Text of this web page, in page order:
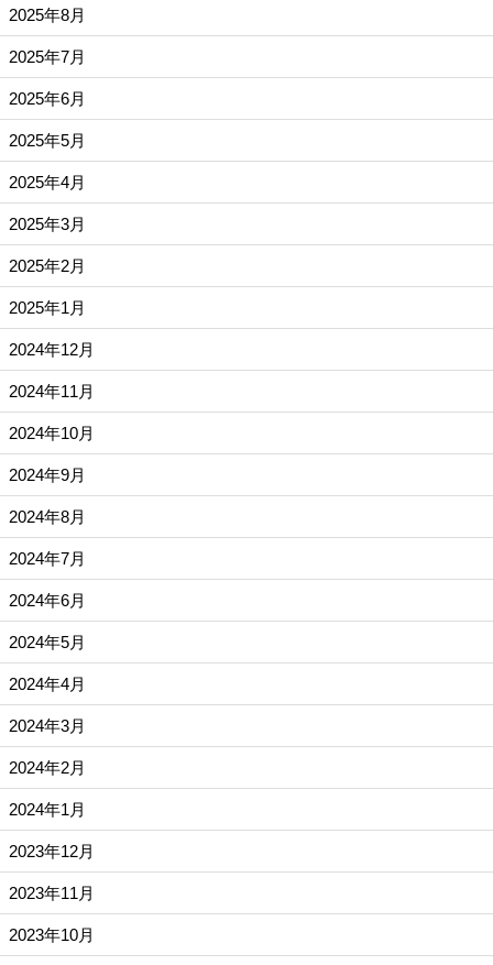
2025年8月
2025年7月
2025年6月
2025年5月
2025年4月
2025年3月
2025年2月
2025年1月
2024年12月
2024年11月
2024年10月
2024年9月
2024年8月
2024年7月
2024年6月
2024年5月
2024年4月
2024年3月
2024年2月
2024年1月
2023年12月
2023年11月
2023年10月